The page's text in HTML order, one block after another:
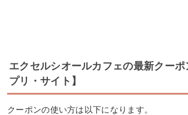
エクセルシオールカフェの最新クー
プリ・サイト】
クーポンの使い方は以下になります。